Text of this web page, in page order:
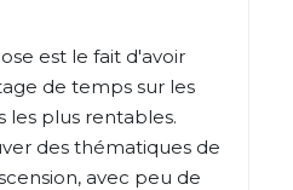
est le fait d'avoir
de temps sur les
les plus rentables.
des thématiques de
avec peu de